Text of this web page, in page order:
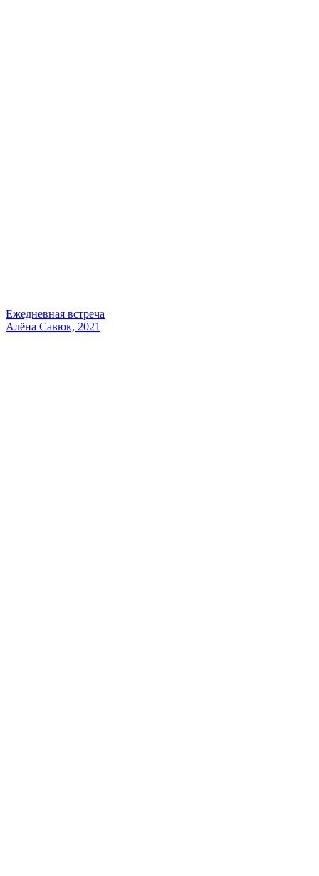
Ежедневная встреча
Алёна Савюк, 2021